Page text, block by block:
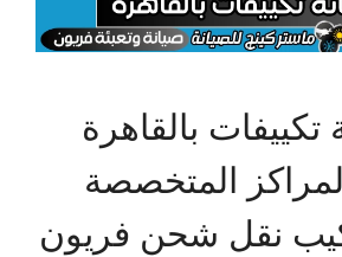
بالقاهرة
المتخصصة
نقل شحن فريون